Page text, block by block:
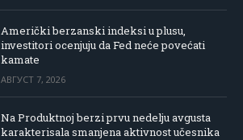
Američki berzanski indeksi u plusu,
investitori ocenjuju da Fed neće povećati
kamate
АВГУСТ 7, 2026
Na Produktnoj berzi prvu nedelju avgusta
karakterisala smanjena aktivnost učesnika